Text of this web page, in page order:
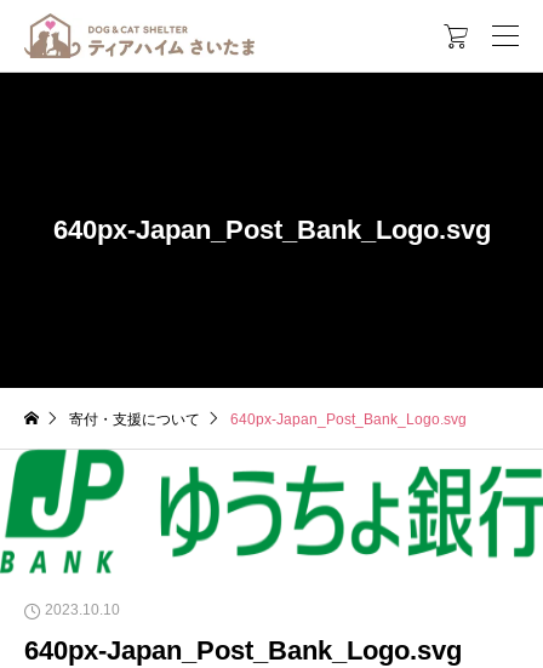

640px-Japan_Post_Bank_Logo.svg
寄付・支援について 640px-Japan_Post_Bank_Logo.svg
2023.10.10
640px-Japan_Post_Bank_Logo.svg